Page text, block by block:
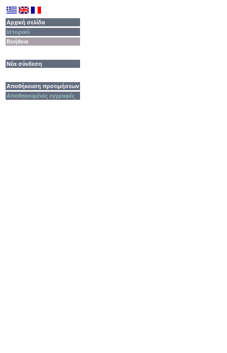
Αρχική σελίδα
Ιστορικό
Βοήθεια
Νέα σύνδεση
Αποθήκευση προτιμήσεων
Αποθηκευμένες εγγραφές